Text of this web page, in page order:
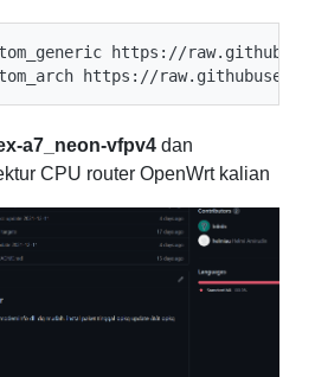
https://
a7_neon-vfpv4 dan
CPU router OpenWrt kalian